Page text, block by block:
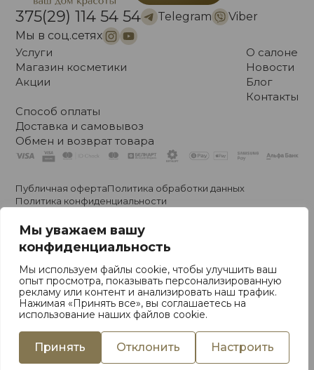
Мы уважаем вашу
конфиденциальность
Мы используем файлы cookie, чтобы улучшить ваш
опыт просмотра, показывать персонализированную
рекламу или контент и анализировать наш трафик.
Нажимая «Принять все», вы соглашаетесь на
использование наших файлов cookie.
Настроить
Отклонить
Принять
375(29) 114 54 54 Telegram
Viber
Мы в соц.сетях
Услуги
Магазин косметики
Акции
О салоне
Новости
Блог
Контакты
Способ оплаты
Доставка и самовывоз
Обмен и возврат товара
Публичная офертаПолитика обработки данных
Политика конфиденциальности
Политика видеонаблюдения
Владелец Общество с Ограниченной Ответственностью
«Стефания Бьюти». Свидетельство о регистрации № 193011735
УНП 192828184. © ООО “Стефания Бьюти”. 2020-2026
Республика Беларусь, 220002, г. Минск, ул. Сторожовская, 6,
Государственная регистрация Минским горисполкомом от
Фабрика Брендов
Разработка сайта